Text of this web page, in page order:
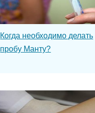
Когда необходимо делать
пробу Манту?